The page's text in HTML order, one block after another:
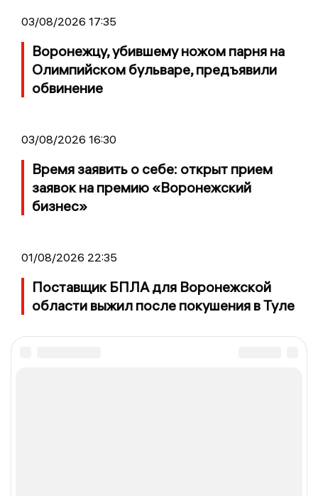
03/08/2026 17:35
Воронежцу, убившему ножом парня на
Олимпийском бульваре, предъявили
обвинение
03/08/2026 16:30
Время заявить о себе: открыт прием
заявок на премию «Воронежский
бизнес»
01/08/2026 22:35
Поставщик БПЛА для Воронежской
области выжил после покушения в Туле